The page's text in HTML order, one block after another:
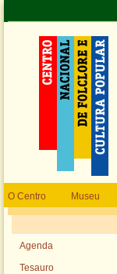
O Centro Museu
Agenda
Tesauro